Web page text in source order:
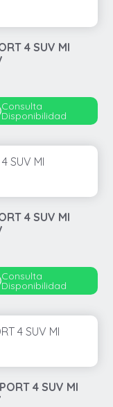
4 SUV MI
Consulta
Disponibilidad
4 SUV MI
Consulta
Disponibilidad
4 SUV MI